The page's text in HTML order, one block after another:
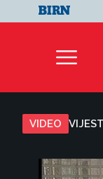
VIDEO